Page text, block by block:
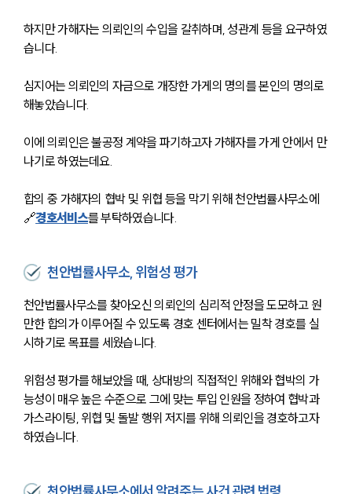
하지만 가해자는 의뢰인의 수입을 갈취하며, 성관계 등을 요구하였
습니다.
심지어는 의뢰인의 자금으로 개장한 가게의 명의를 본인의 명의로
해놓았습니다.
이에 의뢰인은 불공정 계약을 파기하고자 가해자를 가게 안에서 만
나기로 하였는데요.
합의 중 가해자의 협박 및 위협 등을 막기 위해 천안법률사무소에
🔗경호서비스를 부탁하였습니다.
천안법률사무소, 위험성 평가
천안법률사무소를 찾아오신 의뢰인의 심리적 안정을 도모하고 원
만한 합의가 이루어질 수 있도록 경호 센터에서는 밀착 경호를 실
시하기로 목표를 세웠습니다.
위험성 평가를 해보았을 때, 상대방의 직접적인 위해와 협박의 가
능성이 매우 높은 수준으로 그에 맞는 투입 인원을 정하여 협박과
가스라이팅, 위협 및 돌발 행위 저지를 위해 의뢰인을 경호하고자
하였습니다.